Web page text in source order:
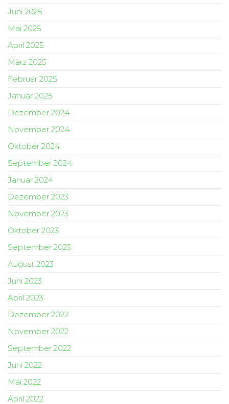
Juni 2025
Mai 2025
April 2025
März 2025
Februar 2025
Januar 2025
Dezember 2024
November 2024
Oktober 2024
September 2024
Januar 2024
Dezember 2023
November 2023
Oktober 2023
September 2023
August 2023
Juni 2023
April 2023
Dezember 2022
November 2022
September 2022
Juni 2022
Mai 2022
April 2022